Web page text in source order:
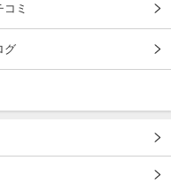
コミ
グ